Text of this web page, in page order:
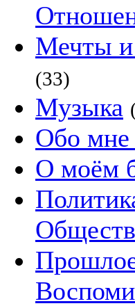
Мечты
(33)
Музыка
Обо
О моём